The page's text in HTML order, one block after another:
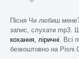
Пісня Чи любиш
запис, слухати mp3.
кохання, ліричні. Всі
безкоштовно на